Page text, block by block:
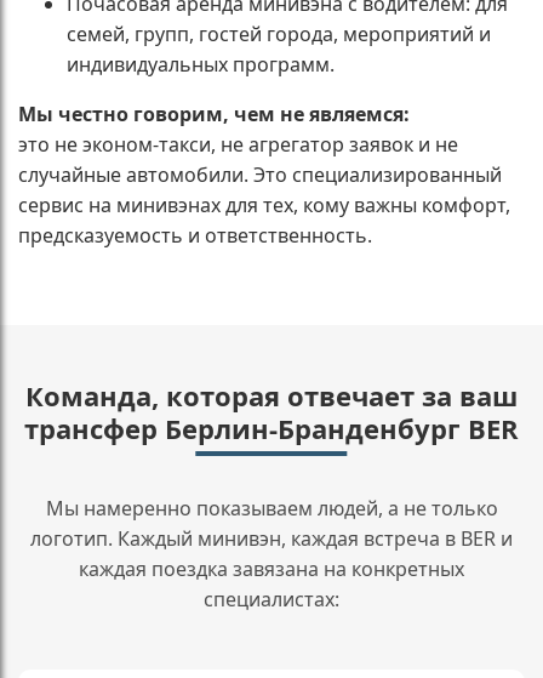
семей, групп, гостей города, мероприятий и
индивидуальных программ.
Мы честно говорим, чем не являемся:
это не эконом-такси, не агрегатор заявок и не
случайные автомобили. Это специализированный
сервис на минивэнах для тех, кому важны комфорт,
предсказуемость и ответственность.
Команда, которая отвечает за ваш
трансфер Берлин-Бранденбург BER
Мы намеренно показываем людей, а не только
логотип. Каждый минивэн, каждая встреча в BER и
каждая поездка завязана на конкретных
специалистах: